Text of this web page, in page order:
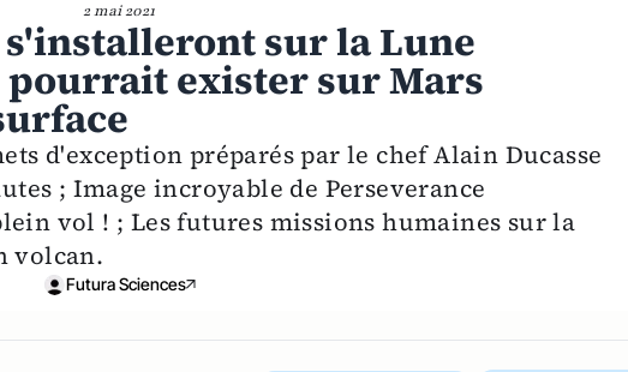
2 mai 2021
s'installeront sur la Lune
exister sur Mars
d'exception préparés par le chef Alain Ducasse
; Image incroyable de Perseverance
vol ! ; Les futures missions humaines sur la
volcan.
Futura Sciences